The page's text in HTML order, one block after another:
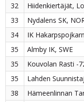
32
Hiidenkiertäjät,
33
Nydalens SK,
34
IK
35
Almby IK, SWE
35
Kouvolan Rasti -
35
Lahden
38
Hämeenlinnan